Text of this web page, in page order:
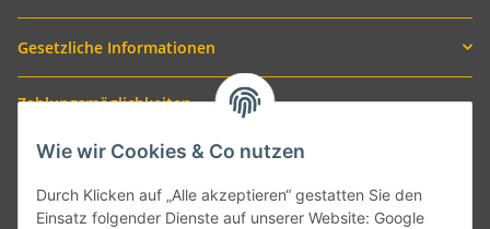
Gesetzliche Informationen
Zahlungsmöglichkeiten
Wie wir Cookies & Co nutzen
Durch Klicken auf „Alle akzeptieren“ gestatten Sie den
Einsatz folgender Dienste auf unserer Website: Google